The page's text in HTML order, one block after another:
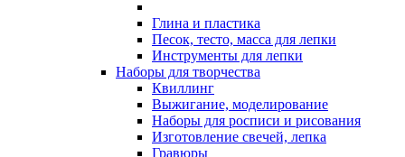
Глина и пластика
Песок, тесто, масса для лепки
Инструменты для лепки
Наборы для творчества
Квиллинг
Выжигание, моделирование
Наборы для росписи и рисования
Изготовление свечей, лепка
Гравюры